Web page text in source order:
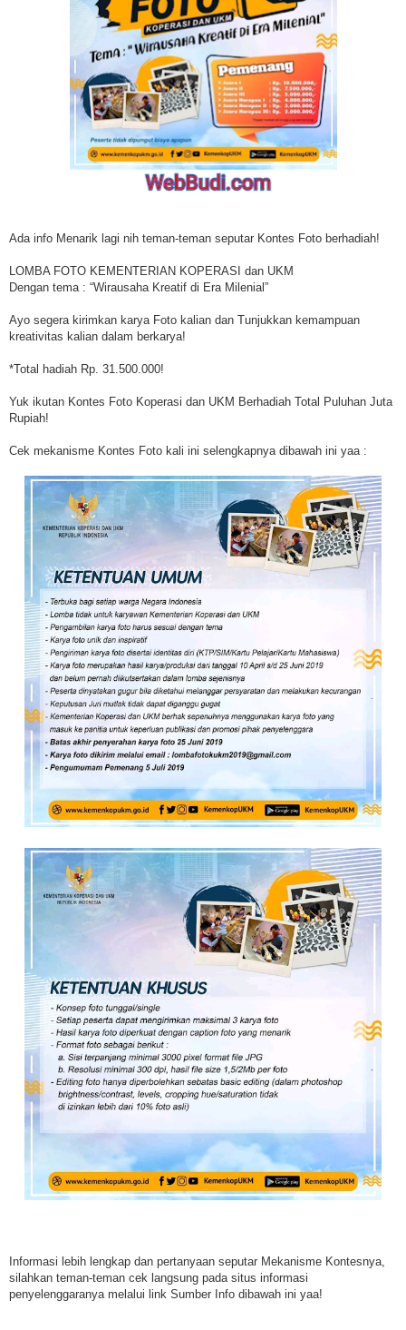
Ada info Menarik lagi nih teman-teman seputar Kontes Foto berhadiah!
LOMBA FOTO KEMENTERIAN KOPERASI dan UKM
Dengan tema : “Wirausaha Kreatif di Era Milenial”
Ayo segera kirimkan karya Foto kalian dan Tunjukkan kemampuan
kreativitas kalian dalam berkarya!
*Total hadiah Rp. 31.500.000!
Yuk ikutan Kontes Foto Koperasi dan UKM Berhadiah Total Puluhan Juta
Rupiah!
Cek mekanisme Kontes Foto kali ini selengkapnya dibawah ini yaa :
Informasi lebih lengkap dan pertanyaan seputar Mekanisme Kontesnya,
silahkan teman-teman cek langsung pada situs informasi
penyelenggaranya melalui link Sumber Info dibawah ini yaa!